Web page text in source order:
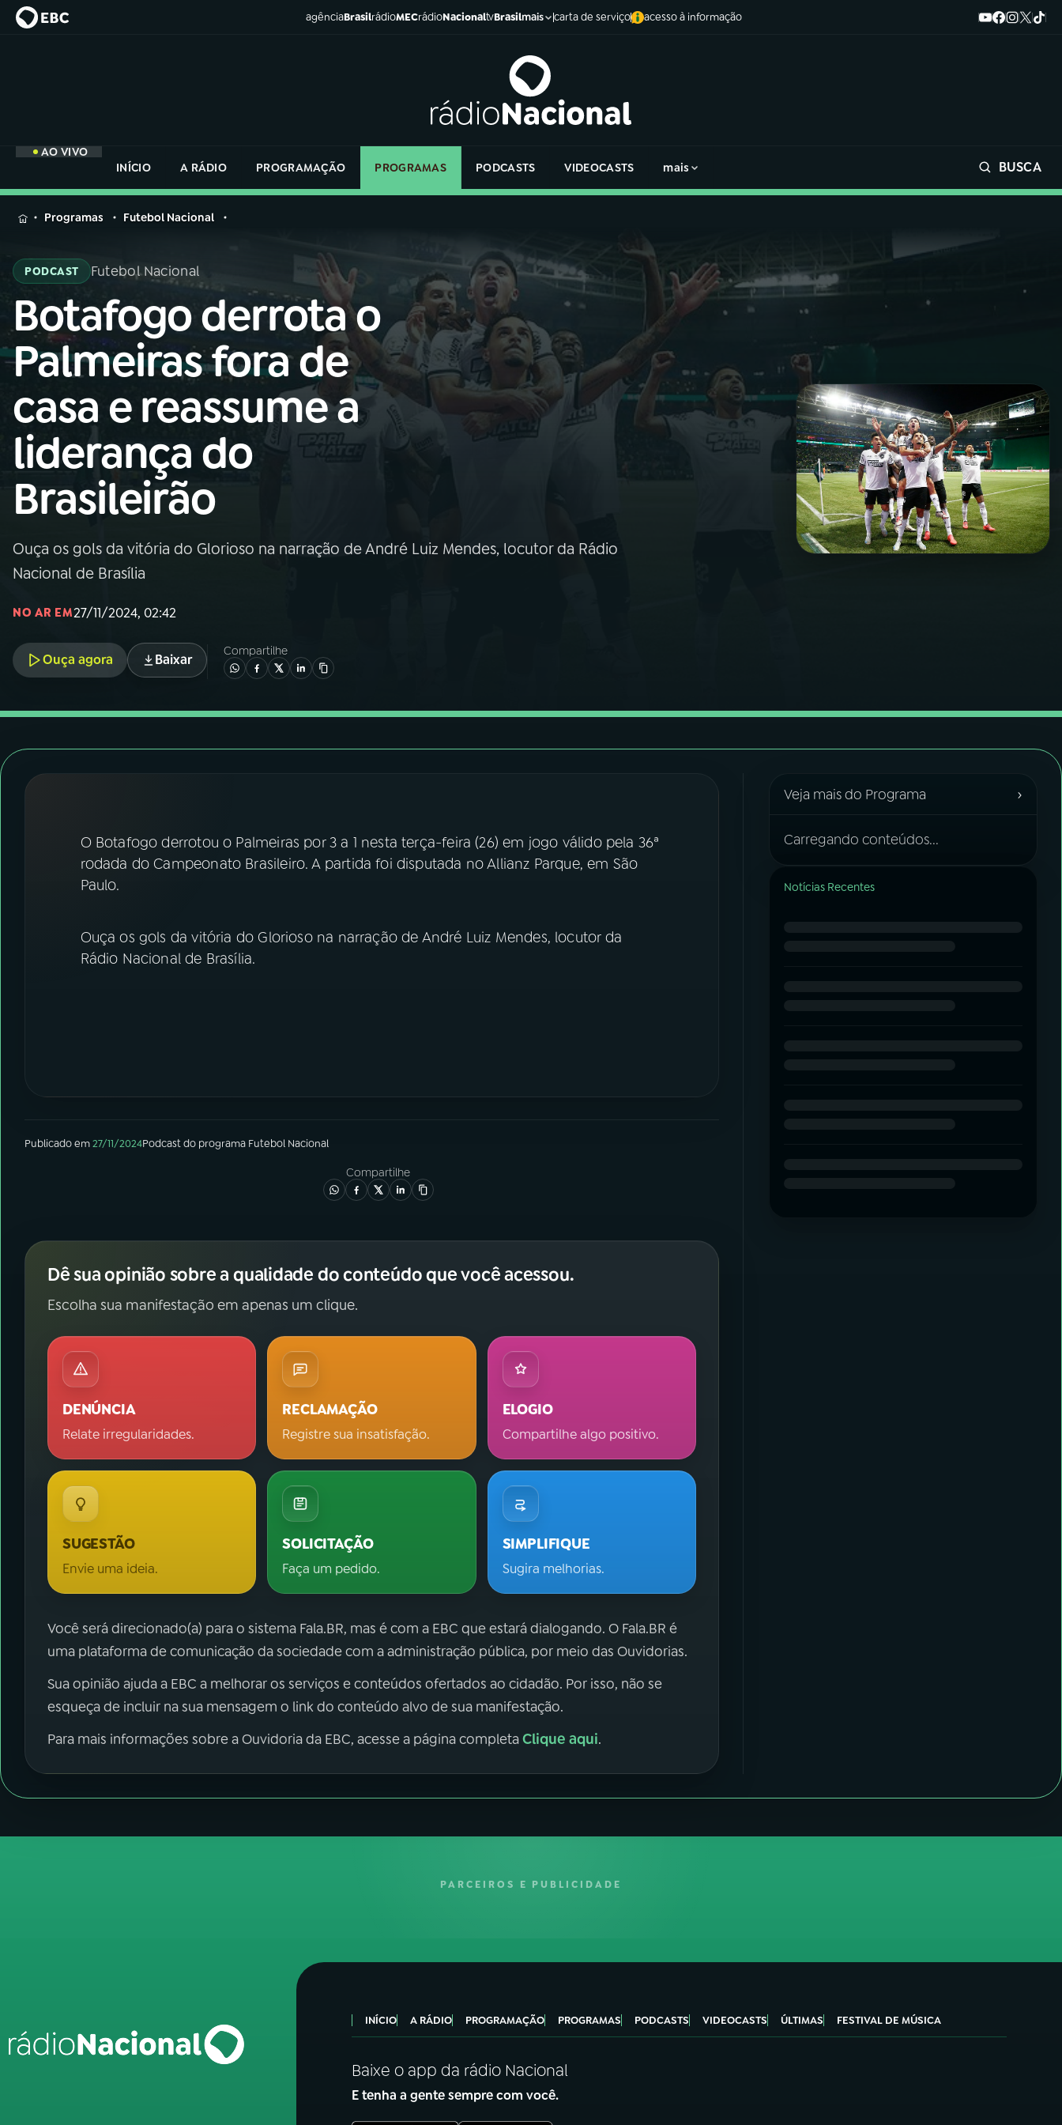
agênciaBrasilrádioMECrádioNacionaltvBrasilmais carta de serviço acesso à informação
AO VIVO
INÍCIO
A RÁDIO PROGRAMAÇÃO PROGRAMAS PODCASTS VIDEOCASTS mais BUSCA
MENU
Buscar
na
Rádio
Nacional
Buscar
AO VIVO
01 INÍCIO
02 A RÁDIO
03PROGRAMAÇÃO
04PROGRAMAS
05 PODCASTS
06VIDEOCASTS
07ÚLTIMAS
YouTube Facebook
Instagram
na
Rádio
Programas Futebol Nacional
PODCAST Futebol Nacional
Botafogo derrota o
Palmeiras fora de
casa e reassume a
liderança do
Brasileirão
Ouça os gols da vitória do Glorioso na narração de André Luiz Mendes, locutor da Rádio
Nacional de Brasília
NO AR EM27/11/2024, 02:42
Ouça agora Baixar
Compartilhe
O Botafogo derrotou o Palmeiras por 3 a 1 nesta terça-feira (26) em jogo válido pela 36ª
rodada do Campeonato Brasileiro. A partida foi disputada no Allianz Parque, em São
Paulo.
Ouça os gols da vitória do Glorioso na narração de André Luiz Mendes, locutor da
Rádio Nacional de Brasília.
Publicado em27/11/2024Podcastdo programa Futebol Nacional
Compartilhe
Dê sua opinião sobre a qualidade do conteúdo que você acessou.
Escolha sua manifestação em apenas um clique.
DENÚNCIA
Relate irregularidades.
RECLAMAÇÃO
Registre sua insatisfação.
ELOGIO
Compartilhe algo positivo.
SUGESTÃO
Envie uma ideia.
SOLICITAÇÃO
Faça um pedido.
SIMPLIFIQUE
Sugira melhorias.
Você será direcionado(a) para o sistema Fala.BR, mas é com a EBC que estará dialogando. O Fala.BR é
uma plataforma de comunicação da sociedade com a administração pública, por meio das Ouvidorias.
Sua opinião ajuda a EBC a melhorar os serviços e conteúdos ofertados ao cidadão. Por isso, não se
esqueça de incluir na sua mensagem o link do conteúdo alvo de sua manifestação.
Para mais informações sobre a Ouvidoria da EBC, acesse a página completaClique aqui.
Veja mais do Programa ›
Carregando conteúdos...
Notícias Recentes
PARCEIROS E PUBLICIDADE
INÍCIO A RÁDIO PROGRAMAÇÃO PROGRAMAS PODCASTS VIDEOCASTS ÚLTIMAS FESTIVAL DE MÚSICA
Baixe o app da rádio Nacional
E tenha a gente sempre com você.